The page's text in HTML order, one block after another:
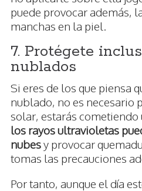
puede provocar además,
manchas en la piel.
7. Protégete
nublados
Si eres de los que piensa
nublado, no es necesario
solar, estarás cometiendo
los rayos ultravioletas
nubesy provocar
tomas las precauciones
Por tanto, aunque el día